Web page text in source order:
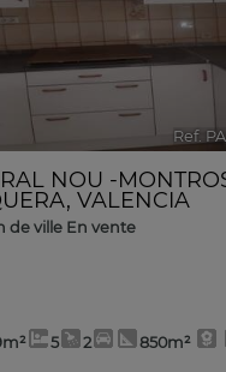
Ref.
NOU -
, VALENCIA
de ville En vente
5 2 850m²